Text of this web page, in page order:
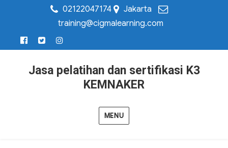
02122047174
Jakarta
training@cigmalearning.com
Jasa pelatihan dan sertifikasi K3
KEMNAKER
MENU